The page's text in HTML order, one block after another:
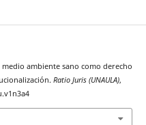
medio ambiente sano como derecho
Ratio Juris (UNAULA),